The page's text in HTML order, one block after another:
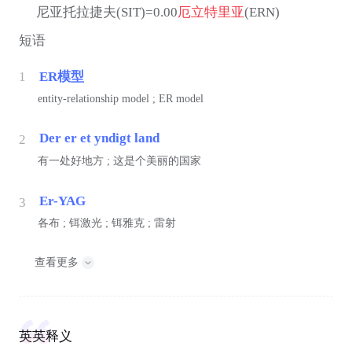
尼亚托拉捷夫(SIT)=0.00厄立特里亚(ERN)
短语
1 ER模型
entity-relationship model ; ER model
2 Der er et yndigt land
有一处好地方 ; 这是个美丽的国家
3 Er-YAG
各布 ; 铒激光 ; 铒雅克 ; 雷射
查看更多
英英释义